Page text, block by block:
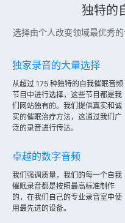
独特的
选择由个人改变领域最优秀
独家录音的大量选择
从超过 175 种独特的自我催眠音频
节目中进行选择，这些节目都是我
们网站独有的。我们提供真实和诚
实的催眠治疗方法，这通过我们广
泛的录音进行传达。
卓越的数字音频
我们强调质量，我们的每一个自我
催眠录音都是按照最高标准制作
的，在我们自己的专业录音室中使
用最先进的设备。